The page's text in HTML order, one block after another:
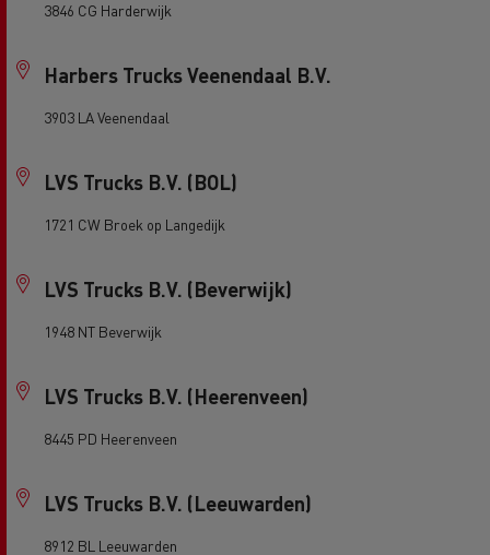
3846 CG Harderwijk
Harbers Trucks Veenendaal B.V.
3903 LA Veenendaal
LVS Trucks B.V. (BOL)
1721 CW Broek op Langedijk
LVS Trucks B.V. (Beverwijk)
1948 NT Beverwijk
LVS Trucks B.V. (Heerenveen)
8445 PD Heerenveen
LVS Trucks B.V. (Leeuwarden)
8912 BL Leeuwarden